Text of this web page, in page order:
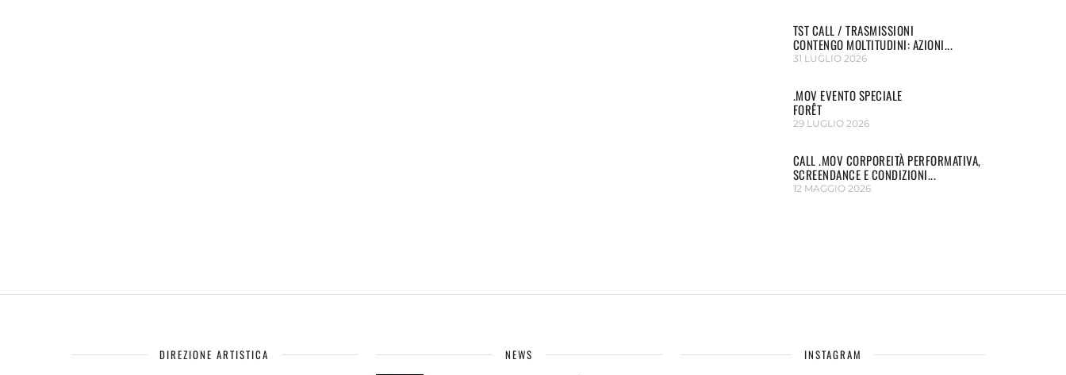
TST CALL / TRASMISSIONI
CONTENGO MOLTITUDINI: AZIONI...
31 LUGLIO 2026
.MOV EVENTO SPECIALE
FORÊT
29 LUGLIO 2026
CALL .MOV CORPOREITÀ PERFORMATIVA,
SCREENDANCE E CONDIZIONI...
12 MAGGIO 2026
DIREZIONE ARTISTICA NEWS INSTAGRAM